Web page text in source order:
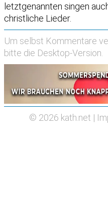
letztgenannten singen
christliche Lieder.
Um selbst Kommentare
bitte die Desktop-Version
© 2026 kath.net |